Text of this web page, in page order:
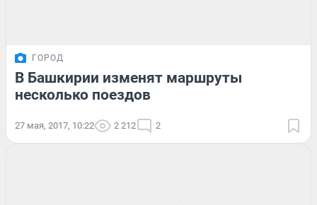
ГОРОД
В Башкирии изменят маршруты
несколько поездов
27 мая, 2017, 10:22 2 212 2